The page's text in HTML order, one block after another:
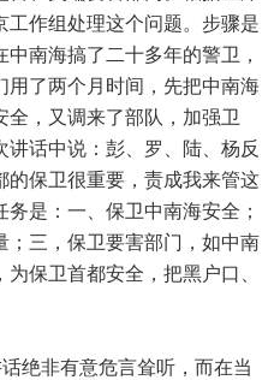
作组处理这个问题。步骤是
南海搞了二十多年的警卫，
用了两个月时间，先把中南海
全，又调来了部队，加强卫
话中说：彭、罗、陆、杨反
的保卫很重要，责成我来管这
是：一、保卫中南海安全；
；三，保卫要害部门，如中南
保卫首都安全，把黑户口、
绝非有意危言耸听，而在当